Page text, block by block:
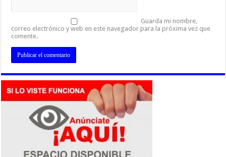
Guarda mi nombre,
correo electrónico y web en este navegador para la próxima vez que
comente.